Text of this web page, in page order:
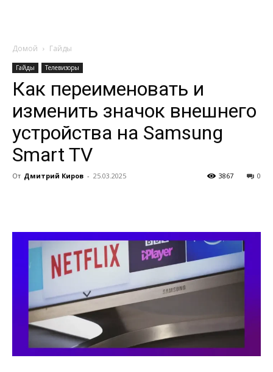
Домой Гайды
Гайды Телевизоры
Как переименовать и
изменить значок внешнего
устройства на Samsung
Smart TV
От Дмитрий Киров - 25.03.2025 0
3867